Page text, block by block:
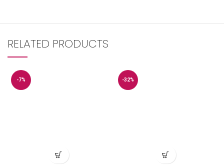
RELATED PRODUCTS
-7% -32%